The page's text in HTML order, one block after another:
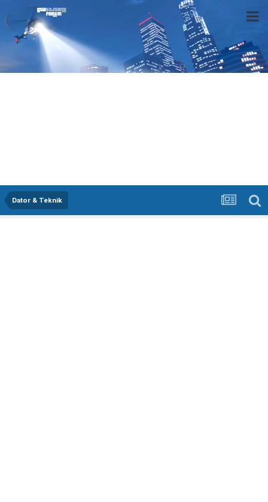
Dator & Teknik